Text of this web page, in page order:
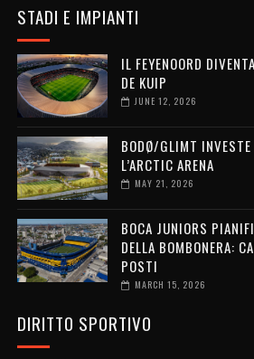
STADI E IMPIANTI
IL FEYENOORD
DE KUIP
JUNE 12, 2026
BODØ/GLIMT INVESTE
L’ARCTIC ARENA
MAY 21, 2026
BOCA JUNIORS
DELLA BOMBONERA:
POSTI
MARCH 15, 2026
DIRITTO SPORTIVO